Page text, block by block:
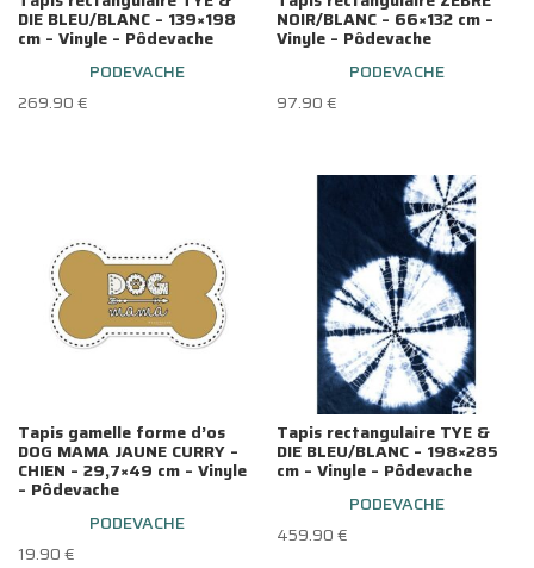
DIE BLEU/BLANC – 139×198
cm – Vinyle – Pôdevache
PODEVACHE
269.90€
NOIR/BLANC – 66×132 cm –
Vinyle – Pôdevache
PODEVACHE
97.90€
Tapis gamelle forme d’os
DOG MAMA JAUNE CURRY –
CHIEN – 29,7×49 cm – Vinyle
– Pôdevache
PODEVACHE
19.90€
Tapis rectangulaire TYE &
DIE BLEU/BLANC – 198×285
cm – Vinyle – Pôdevache
PODEVACHE
459.90€